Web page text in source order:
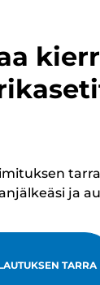
ja
TARRA